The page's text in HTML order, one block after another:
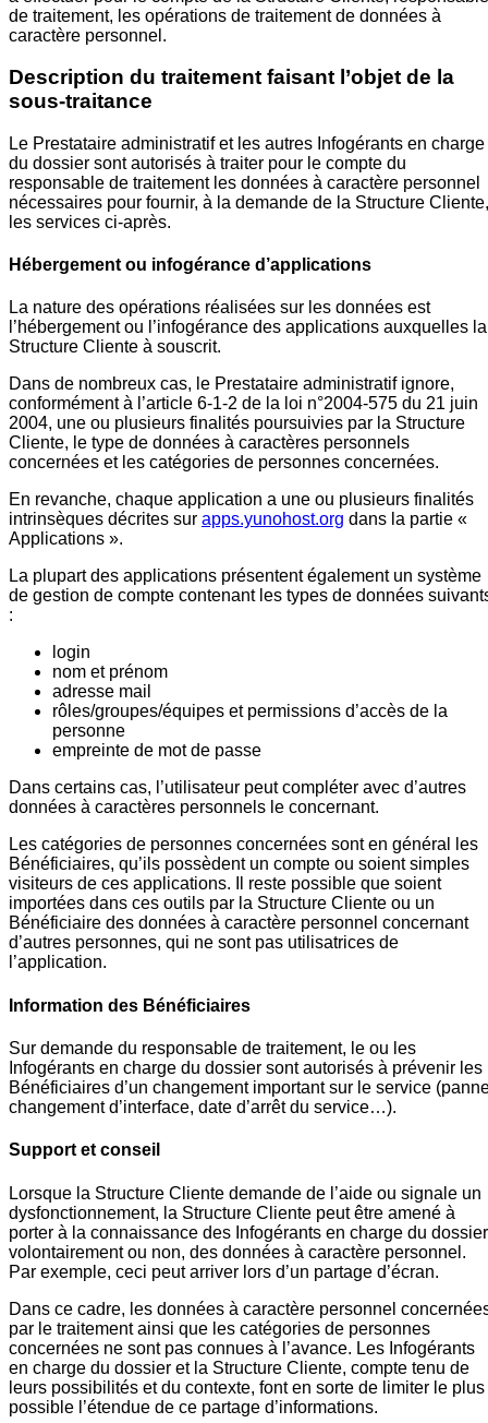
de traitement, les opérations de traitement de données à
caractère personnel.
Description du traitement faisant l’objet de la
sous-traitance
Le Prestataire administratif et les autres Infogérants en charge
du dossier sont autorisés à traiter pour le compte du
responsable de traitement les données à caractère personnel
nécessaires pour fournir, à la demande de la Structure Cliente,
les services ci-après.
Hébergement ou infogérance d’applications
La nature des opérations réalisées sur les données est
l’hébergement ou l’infogérance des applications auxquelles la
Structure Cliente à souscrit.
Dans de nombreux cas, le Prestataire administratif ignore,
conformément à l’article 6-1-2 de la loi n°2004-575 du 21 juin
2004, une ou plusieurs finalités poursuivies par la Structure
Cliente, le type de données à caractères personnels
concernées et les catégories de personnes concernées.
En revanche, chaque application a une ou plusieurs finalités
intrinsèques décrites sur apps.yunohost.org dans la partie «
Applications ».
La plupart des applications présentent également un système
de gestion de compte contenant les types de données
:
login
nom et prénom
adresse mail
rôles/groupes/équipes et permissions d’accès de la
personne
empreinte de mot de passe
Dans certains cas, l’utilisateur peut compléter avec d’autres
données à caractères personnels le concernant.
Les catégories de personnes concernées sont en général les
Bénéficiaires, qu’ils possèdent un compte ou soient simples
visiteurs de ces applications. Il reste possible que soient
importées dans ces outils par la Structure Cliente ou un
Bénéficiaire des données à caractère personnel concernant
d’autres personnes, qui ne sont pas utilisatrices de
l’application.
Information des Bénéficiaires
Sur demande du responsable de traitement, le ou les
Infogérants en charge du dossier sont autorisés à prévenir les
Bénéficiaires d’un changement important sur le service
changement d’interface, date d’arrêt du service…).
Support et conseil
Lorsque la Structure Cliente demande de l’aide ou signale un
dysfonctionnement, la Structure Cliente peut être amené à
porter à la connaissance des Infogérants en charge du
volontairement ou non, des données à caractère personnel.
Par exemple, ceci peut arriver lors d’un partage d’écran.
Dans ce cadre, les données à caractère personnel
par le traitement ainsi que les catégories de personnes
concernées ne sont pas connues à l’avance. Les Infogérants
en charge du dossier et la Structure Cliente, compte tenu de
leurs possibilités et du contexte, font en sorte de limiter le plus
possible l’étendue de ce partage d’informations.